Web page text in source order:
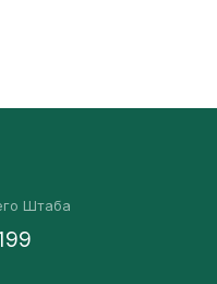
Штаба